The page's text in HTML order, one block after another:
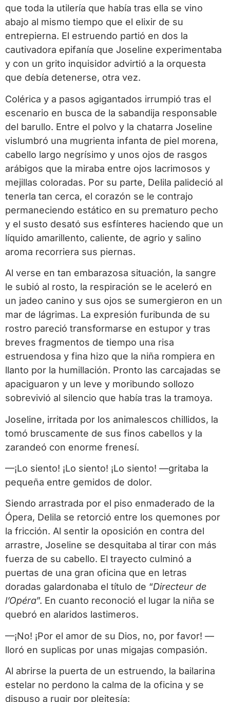
que toda la utilería que había tras ella se vino
abajo al mismo tiempo que el elixir de su
entrepierna. El estruendo partió en dos la
cautivadora epifanía que Joseline experimentaba
y con un grito inquisidor advirtió a la orquesta
que debía detenerse, otra vez.
Colérica y a pasos agigantados irrumpió tras el
escenario en busca de la sabandija responsable
del barullo. Entre el polvo y la chatarra Joseline
vislumbró una mugrienta infanta de piel morena,
cabello largo negrísimo y unos ojos de rasgos
arábigos que la miraba entre ojos lacrimosos y
mejillas coloradas. Por su parte, Delila palideció al
tenerla tan cerca, el corazón se le contrajo
permaneciendo estático en su prematuro pecho
y el susto desató sus esfínteres haciendo que un
líquido amarillento, caliente, de agrio y salino
aroma recorriera sus piernas.
Al verse en tan embarazosa situación, la sangre
le subió al rosto, la respiración se le aceleró en
un jadeo canino y sus ojos se sumergieron en un
mar de lágrimas. La expresión furibunda de su
rostro pareció transformarse en estupor y tras
breves fragmentos de tiempo una risa
estruendosa y fina hizo que la niña rompiera en
llanto por la humillación. Pronto las carcajadas se
apaciguaron y un leve y moribundo sollozo
sobrevivió al silencio que había tras la tramoya.
Joseline, irritada por los animalescos chillidos, la
tomó bruscamente de sus finos cabellos y la
zarandeó con enorme frenesí.
—¡Lo siento! ¡Lo siento! ¡Lo siento! —gritaba la
pequeña entre gemidos de dolor.
Siendo arrastrada por el piso enmaderado de la
Ópera, Delila se retorció entre los quemones por
la fricción. Al sentir la oposición en contra del
arrastre, Joseline se desquitaba al tirar con más
fuerza de su cabello. El trayecto culminó a
puertas de una gran oficina que en letras
doradas galardonaba el título de “Directeur de
l’Opéra”. En cuanto reconoció el lugar la niña se
quebró en alaridos lastimeros.
—¡No! ¡Por el amor de su Dios, no, por favor! —
lloró en suplicas por unas migajas compasión.
Al abrirse la puerta de un estruendo, la bailarina
estelar no perdono la calma de la oficina y se
dispuso a rugir por pleitesía: